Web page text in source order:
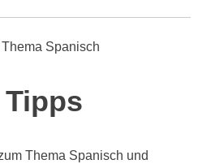
Spanisch
Thema Spanisch und